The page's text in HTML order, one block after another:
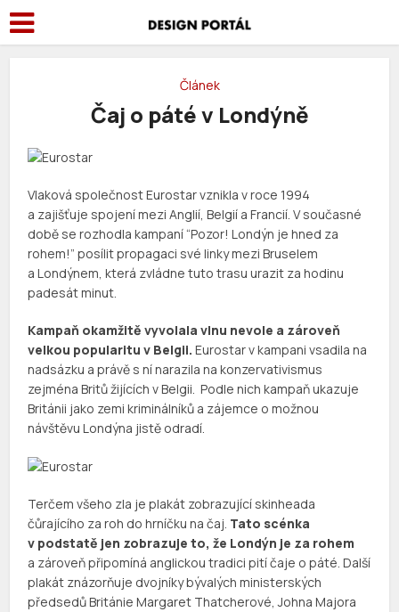
Článek
Čaj o páté v Londýně
Vlaková společnost Eurostar vznikla v roce 1994
a zajišťuje spojení mezi Anglií, Belgií a Francií. V současné
době se rozhodla kampaní “Pozor! Londýn je hned za
rohem!” posílit propagaci své linky mezi Bruselem
a Londýnem, která zvládne tuto trasu urazit za hodinu
padesát minut.
Kampaň okamžitě vyvolala vlnu nevole a zároveň
velkou popularitu v Belgii.Eurostar v kampani vsadila na
nadsázku a právě s ní narazila na konzervativismus
zejména Britů žijících v Belgii. Podle nich kampaň ukazuje
Británii jako zemi kriminálníků a zájemce o možnou
návštěvu Londýna jistě odradí.
Terčem všeho zla je plakát zobrazující skinheada
čůrajícího za roh do hrníčku na čaj. Tato scénka
v podstatě jen zobrazuje to, že Londýn je za rohem
a zároveň připomíná anglickou tradici pití čaje o páté. Další
plakát znázorňuje dvojníky bývalých ministerských
předsedů Británie Margaret Thatcherové, Johna Majora